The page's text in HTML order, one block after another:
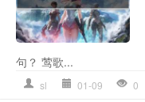
句？ 莺歌...
sl 01-09 0